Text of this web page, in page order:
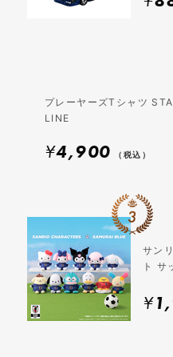
プレーヤーズTシャツ
LINE
¥4,900 （税込）
サン
ト サ
¥